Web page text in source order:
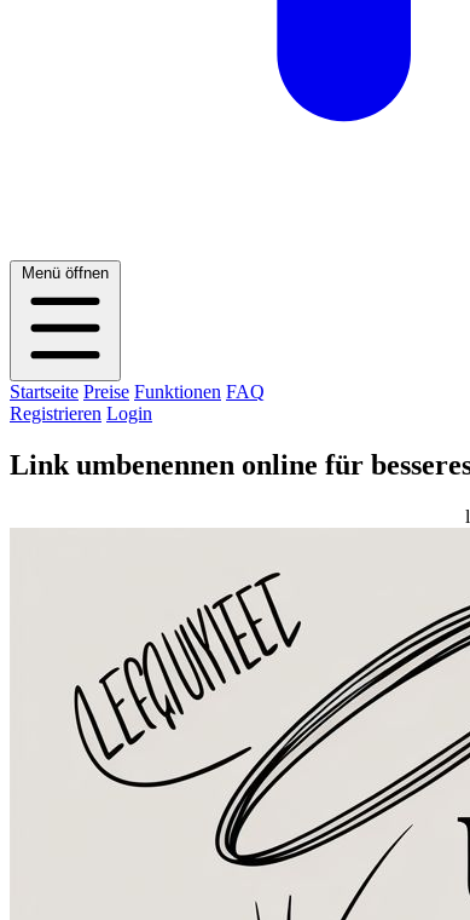
Menü öffnen
Startseite Preise Funktionen FAQ
Registrieren Login
Link umbenennen online für